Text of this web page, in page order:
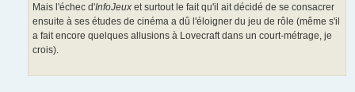
Mais l'échec d'InfoJeux et surtout le fait qu'il ait décidé de se consacrer
ensuite à ses études de cinéma a dû l'éloigner du jeu de rôle (même s'il
a fait encore quelques allusions à Lovecraft dans un court-métrage, je
crois).